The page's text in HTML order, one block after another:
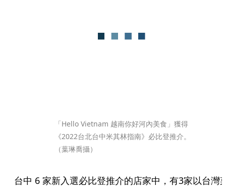
「Hello Vietnam 越南你好河內美食」獲得
《2022台北台中米其林指南》必比登推介。
（葉琳喬攝）
台中 6 家新入選必比登推介的店家中，有3家以台灣